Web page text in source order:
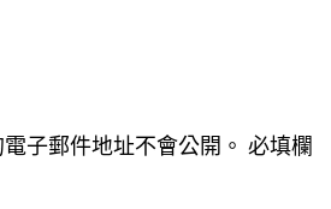
子郵件地址不會公開。 必填欄